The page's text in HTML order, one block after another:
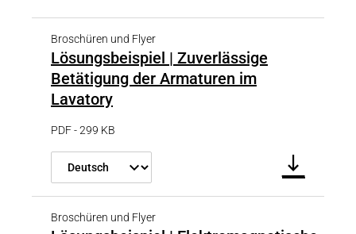
Broschüren und Flyer
Lösungsbeispiel | Zuverlässige
Betätigung der Armaturen im
Lavatory
PDF - 299 KB
Broschüren und Flyer